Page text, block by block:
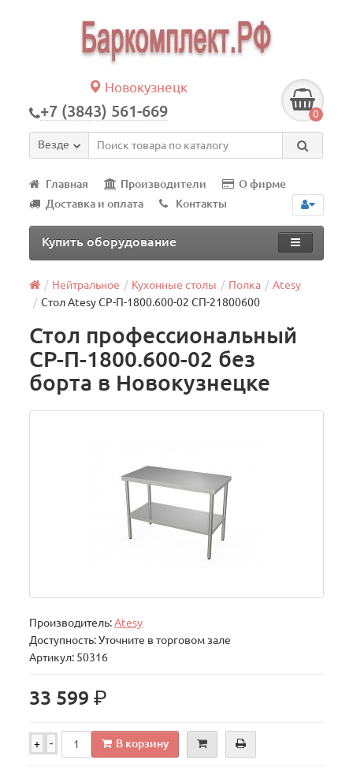
Новокузнецк
+7 (3843) 561-669 0
Везде
Главная Производители
О фирме
Доставка и оплата
Контакты
Купить оборудование
Нейтральное Кухонные столы Полка
Atesy
Стол Atesy СР-П-1800.600-02 СП-21800600
Стол профессиональный
СР-П-1800.600-02 без
борта в Новокузнецке
Производитель:Atesy
Доступность: Уточните в торговом зале
Артикул: 50316
33 599р.
+ - В корзину